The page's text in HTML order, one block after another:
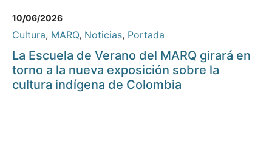
10/06/2026
Cultura, MARQ, Noticias, Portada
La Escuela de Verano del MARQ girará en
torno a la nueva exposición sobre la
cultura indígena de Colombia